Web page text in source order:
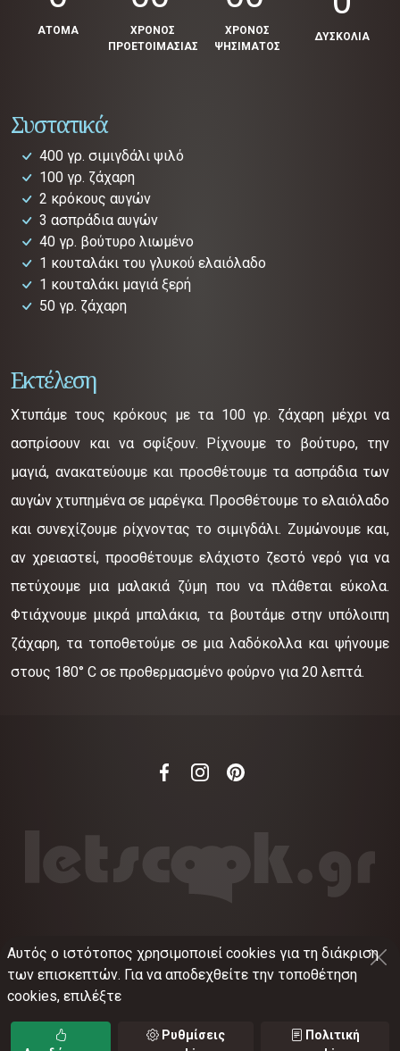
ΑΤΟΜΑ
ΧΡΟΝΟΣ
ΠΡΟΕΤΟΙΜΑΣΙΑΣ
ΧΡΟΝΟΣ
ΨΗΣΙΜΑΤΟΣ
ΔΥΣΚΟΛΙΑ
Συστατικά
400 γρ. σιμιγδάλι ψιλό
100 γρ. ζάχαρη
2 κρόκους αυγών
3 ασπράδια αυγών
40 γρ. βούτυρο λιωμένο
1 κουταλάκι του γλυκού ελαιόλαδο
1 κουταλάκι μαγιά ξερή
50 γρ. ζάχαρη
Εκτέλεση
Χτυπάμε τους κρόκους με τα 100 γρ. ζάχαρη μέχρι να
ασπρίσουν και να σφίξουν. Ρίχνουμε το βούτυρο, την
μαγιά, ανακατεύουμε και προσθέτουμε τα ασπράδια των
αυγών χτυπημένα σε μαρέγκα. Προσθέτουμε το ελαιόλαδο
και συνεχίζουμε ρίχνοντας το σιμιγδάλι. Ζυμώνουμε και,
αν χρειαστεί, προσθέτουμε ελάχιστο ζεστό νερό για να
πετύχουμε μια μαλακιά ζύμη που να πλάθεται εύκολα.
Φτιάχνουμε μικρά μπαλάκια, τα βουτάμε στην υπόλοιπη
ζάχαρη, τα τοποθετούμε σε μια λαδόκολλα και ψήνουμε
στους 180° C σε προθερμασμένο φούρνο για 20 λεπτά.
©2012-2026 LETSCOOK.GRΑριθμός ΓΕΜΗ:
021375326001
Όροι χρήσης•Πολιτική απορρήτου
cookies• Ρυθμίσεις cookies
Αυτός ο ιστότοπος χρησιμοποιεί cookies για τη διάκριση
των επισκεπτών. Για να αποδεχθείτε την τοποθέτηση
cookies, επιλέξτε
Ρυθμίσεις
Πολιτική